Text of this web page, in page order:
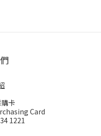
卡
Card
1221